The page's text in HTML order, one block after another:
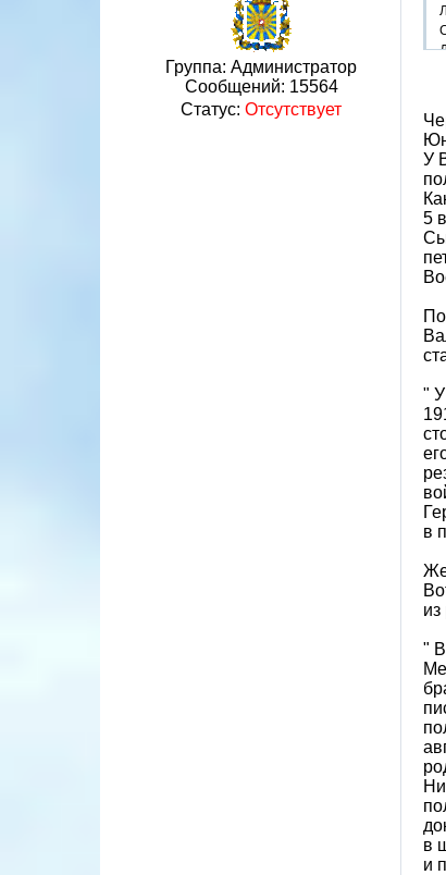
Группа: Администратор
Сообщений: 15564
Статус: Отсутствует
У
5
"
в
"
в
и